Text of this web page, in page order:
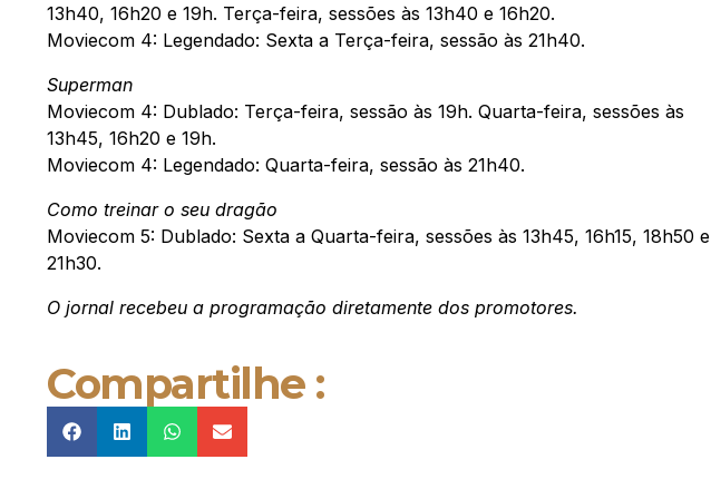
13h40, 16h20 e 19h. Terça-feira, sessões às 13h40 e 16h20.
Moviecom 4: Legendado: Sexta a Terça-feira, sessão às 21h40.
Superman
Moviecom 4: Dublado: Terça-feira, sessão às 19h. Quarta-feira, sessões às
13h45, 16h20 e 19h.
Moviecom 4: Legendado: Quarta-feira, sessão às 21h40.
Como treinar o seu dragão
Moviecom 5: Dublado: Sexta a Quarta-feira, sessões às 13h45, 16h15, 18h50 e
21h30.
O jornal recebeu a programação diretamente dos promotores.
Compartilhe :